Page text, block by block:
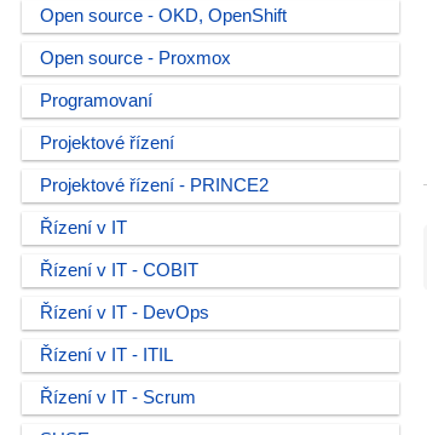
Open source - OKD, OpenShift
Open source - Proxmox
Programovaní
Projektové řízení
Projektové řízení - PRINCE2
Řízení v IT
Řízení v IT - COBIT
Řízení v IT - DevOps
Řízení v IT - ITIL
Řízení v IT - Scrum